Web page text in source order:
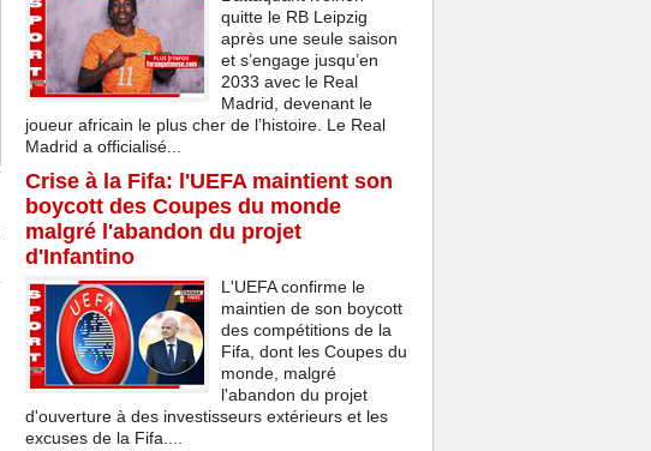
quitte le RB Leipzig
après une seule saison
et s’engage jusqu’en
2033 avec le Real
Madrid, devenant le
joueur africain le plus cher de l’histoire. Le Real
Madrid a officialisé...
Crise à la Fifa: l'UEFA maintient son
boycott des Coupes du monde
malgré l'abandon du projet
d'Infantino
L'UEFA confirme le
maintien de son boycott
des compétitions de la
Fifa, dont les Coupes du
monde, malgré
l'abandon du projet
d'ouverture à des investisseurs extérieurs et les
excuses de la Fifa....